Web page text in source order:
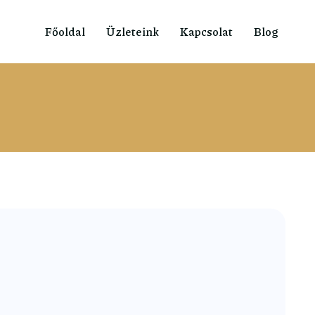
Főoldal Üzleteink Kapcsolat Blog